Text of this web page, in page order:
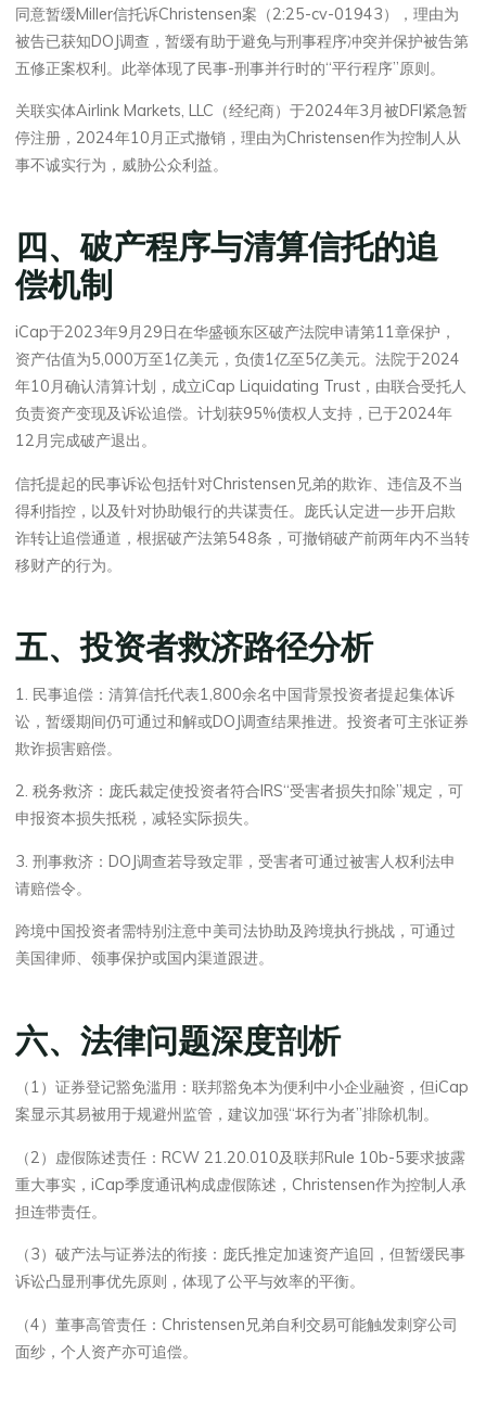
同意暂缓Miller信托诉Christensen案（2:25-cv-01943），理由为
被告已获知DOJ调查，暂缓有助于避免与刑事程序冲突并保护被告第
五修正案权利。此举体现了民事-刑事并行时的“平行程序”原则。
关联实体Airlink Markets, LLC（经纪商）于2024年3月被DFI紧急暂
停注册，2024年10月正式撤销，理由为Christensen作为控制人从
事不诚实行为，威胁公众利益。
四、破产程序与清算信托的追
偿机制
iCap于2023年9月29日在华盛顿东区破产法院申请第11章保护，
资产估值为5,000万至1亿美元，负债1亿至5亿美元。法院于2024
年10月确认清算计划，成立iCap Liquidating Trust，由联合受托人
负责资产变现及诉讼追偿。计划获95%债权人支持，已于2024年
12月完成破产退出。
信托提起的民事诉讼包括针对Christensen兄弟的欺诈、违信及不当
得利指控，以及针对协助银行的共谋责任。庞氏认定进一步开启欺
诈转让追偿通道，根据破产法第548条，可撤销破产前两年内不当转
移财产的行为。
五、投资者救济路径分析
1. 民事追偿：清算信托代表1,800余名中国背景投资者提起集体诉
讼，暂缓期间仍可通过和解或DOJ调查结果推进。投资者可主张证券
欺诈损害赔偿。
2. 税务救济：庞氏裁定使投资者符合IRS“受害者损失扣除”规定，可
申报资本损失抵税，减轻实际损失。
3. 刑事救济：DOJ调查若导致定罪，受害者可通过被害人权利法申
请赔偿令。
跨境中国投资者需特别注意中美司法协助及跨境执行挑战，可通过
美国律师、领事保护或国内渠道跟进。
六、法律问题深度剖析
（1）证券登记豁免滥用：联邦豁免本为便利中小企业融资，但iCap
案显示其易被用于规避州监管，建议加强“坏行为者”排除机制。
（2）虚假陈述责任：RCW 21.20.010及联邦Rule 10b-5要求披露
重大事实，iCap季度通讯构成虚假陈述，Christensen作为控制人承
担连带责任。
（3）破产法与证券法的衔接：庞氏推定加速资产追回，但暂缓民事
诉讼凸显刑事优先原则，体现了公平与效率的平衡。
（4）董事高管责任：Christensen兄弟自利交易可能触发刺穿公司
面纱，个人资产亦可追偿。